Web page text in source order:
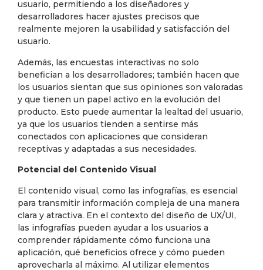
usuario, permitiendo a los diseñadores y
desarrolladores hacer ajustes precisos que
realmente mejoren la usabilidad y satisfacción del
usuario.
Además, las encuestas interactivas no solo
benefician a los desarrolladores; también hacen que
los usuarios sientan que sus opiniones son valoradas
y que tienen un papel activo en la evolución del
producto. Esto puede aumentar la lealtad del usuario,
ya que los usuarios tienden a sentirse más
conectados con aplicaciones que consideran
receptivas y adaptadas a sus necesidades.
Potencial del Contenido Visual
El contenido visual, como las infografías, es esencial
para transmitir información compleja de una manera
clara y atractiva. En el contexto del diseño de UX/UI,
las infografías pueden ayudar a los usuarios a
comprender rápidamente cómo funciona una
aplicación, qué beneficios ofrece y cómo pueden
aprovecharla al máximo. Al utilizar elementos